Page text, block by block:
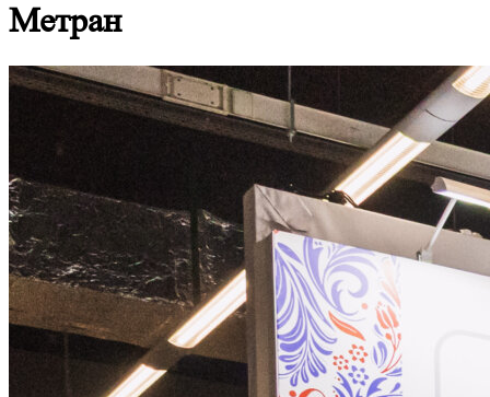
Метран